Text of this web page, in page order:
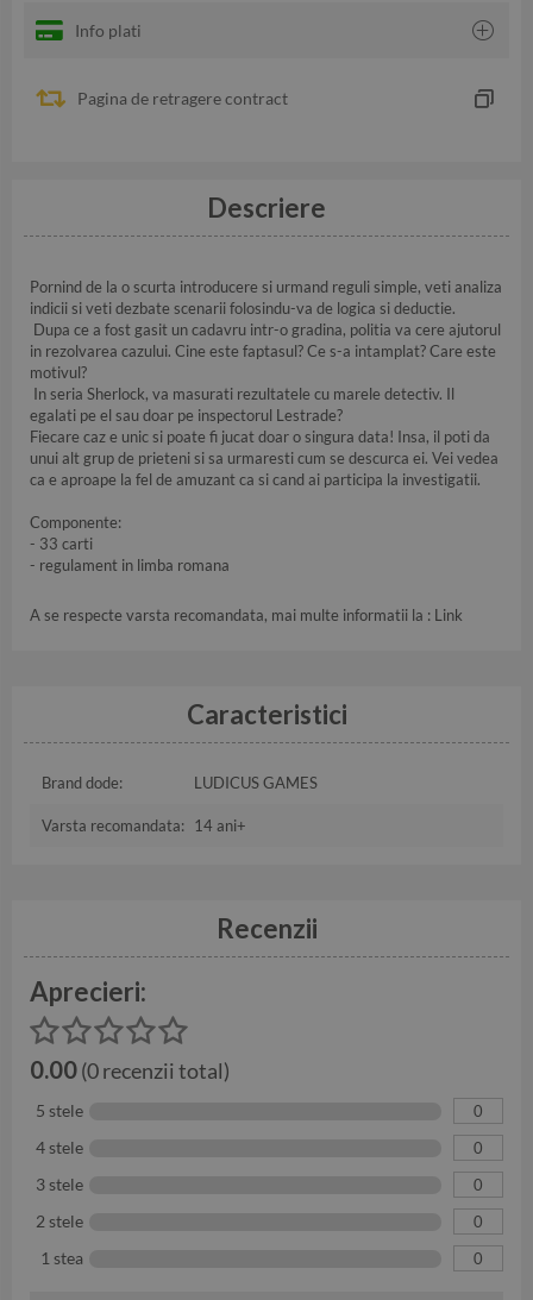
Info plati
Pagina de retragere contract
Descriere
Pornind de la o scurta introducere si urmand reguli simple, veti analiza
indicii si veti dezbate scenarii folosindu-va de logica si deductie.
Dupa ce a fost gasit un cadavru intr-o gradina, politia va cere ajutorul
in rezolvarea cazului. Cine este faptasul? Ce s-a intamplat? Care este
motivul?
In seria Sherlock, va masurati rezultatele cu marele detectiv. Il
egalati pe el sau doar pe inspectorul Lestrade?
Fiecare caz e unic si poate fi jucat doar o singura data! Insa, il poti da
unui alt grup de prieteni si sa urmaresti cum se descurca ei. Vei vedea
ca e aproape la fel de amuzant ca si cand ai participa la investigatii.
Componente:
- 33 carti
- regulament in limba romana
A se respecte varsta recomandata, mai multe informatii la : Link
Caracteristici
Brand dode: LUDICUS GAMES
Varsta recomandata: 14 ani+
Recenzii
Aprecieri:
0.00(0 recenzii total)
5 stele 0
4 stele 0
3 stele 0
2 stele 0
1 stea 0